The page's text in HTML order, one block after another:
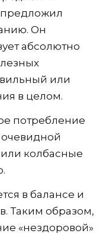
Он
абсолютно
или
в целом.
потребление
или колбасные
в балансе и
Таким образом,
«нездоровой»